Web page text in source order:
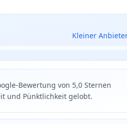
Kleiner
Bewertung von 5,0 Sternen
und Pünktlichkeit gelobt.